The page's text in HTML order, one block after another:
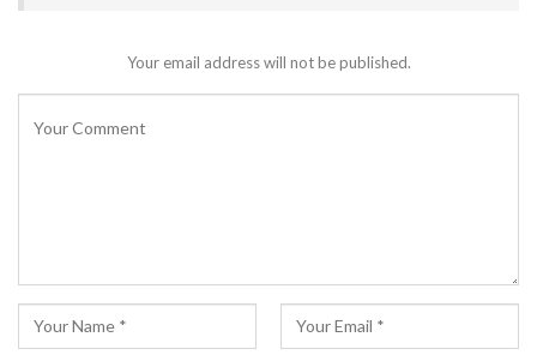
Your email address will not be published.